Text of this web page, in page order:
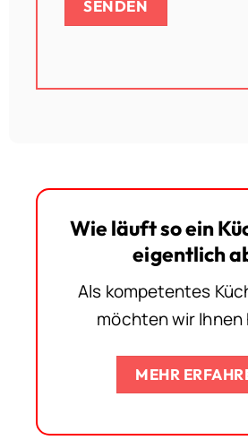
Wie läuft so ein
eigentlich
Als kompetentes
möchten wir Ihnen
MEHR